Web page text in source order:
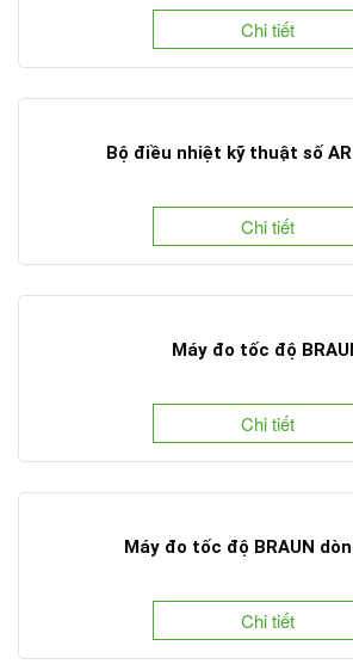
Chi tiết
Bộ điều nhiệt kỹ thuật số
Chi tiết
Máy đo tốc độ
Chi tiết
Máy đo tốc độ BRAUN
Chi tiết